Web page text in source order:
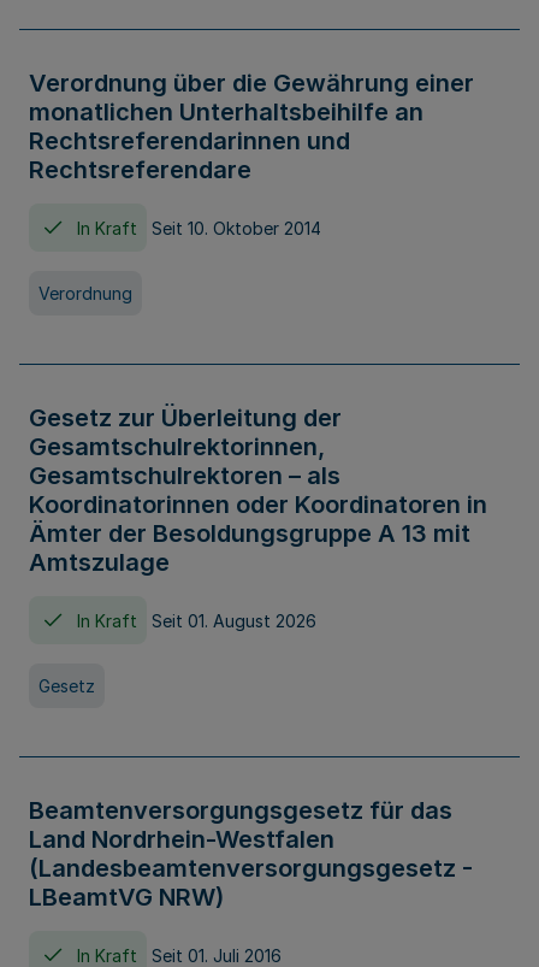
Verordnung über die Gewährung einer
monatlichen Unterhaltsbeihilfe an
Rechtsreferendarinnen und
Rechtsreferendare
In Kraft Seit 10. Oktober 2014
Verordnung
Gesetz zur Überleitung der
Gesamtschulrektorinnen,
Gesamtschulrektoren – als
Koordinatorinnen oder Koordinatoren in
Ämter der Besoldungsgruppe A 13 mit
Amtszulage
In Kraft Seit 01. August 2026
Gesetz
Beamtenversorgungsgesetz für das
Land Nordrhein-Westfalen
(Landesbeamtenversorgungsgesetz -
LBeamtVG NRW)
In Kraft Seit 01. Juli 2016